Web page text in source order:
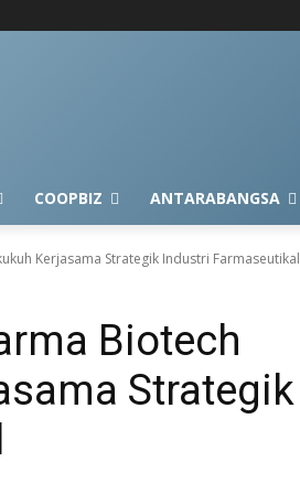
COOPBIZ ANTARABANGSA
Kerjasama Strategik Industri Farmaseutikal
Biotech
Strategik